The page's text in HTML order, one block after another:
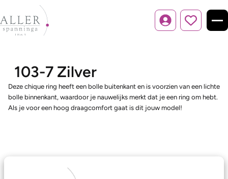
Inloggen
103-7 Zilver
Deze chique ring heeft een bolle buitenkant en is voorzien van een lichte
bolle binnenkant, waardoor je nauwelijks merkt dat je een ring om hebt.
Als je voor een hoog draagcomfort gaat is dit jouw model!